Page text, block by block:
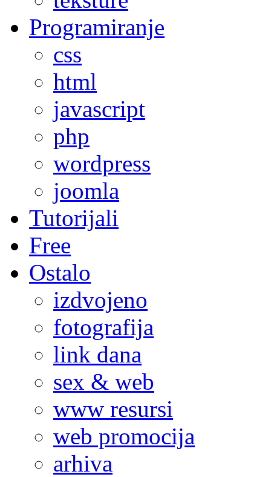
Programiranje
css
html
javascript
php
wordpress
joomla
Tutorijali
Free
Ostalo
izdvojeno
fotografija
link dana
sex & web
www resursi
web promocija
arhiva